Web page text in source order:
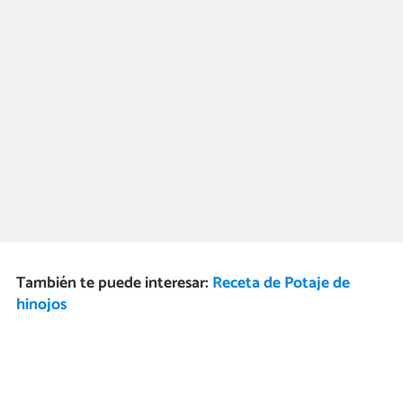
También te puede interesar: Receta de Potaje de
hinojos